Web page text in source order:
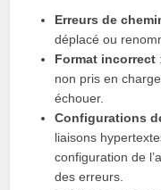
Erreurs de
déplacé ou
Format incorrect
non pris en
échouer.
Configurations
liaisons
configuration de
des erreurs.